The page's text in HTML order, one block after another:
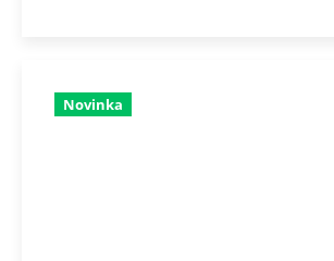
Novinka